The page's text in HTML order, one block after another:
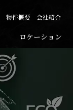
物件概要 会社紹介
ロケーション